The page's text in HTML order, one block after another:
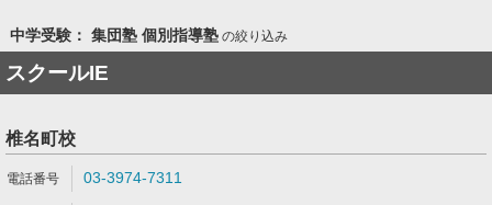
中学受験： 集団塾 個別指導塾の絞り込み
スクールIE
椎名町校
03-3974-7311